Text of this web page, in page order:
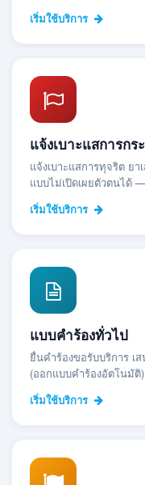
เริ่มใช้บริการ
แจ้งเบาะแสการกร
แจ้งเบาะแสการทุจริต ย
แบบไม่เปิดเผยตัวตนได้
เริ่มใช้บริการ
แบบคำร้องทั่วไป
ยื่นคำร้องขอรับบริการ เ
(ออกแบบคำร้องอัตโนมัติ)
เริ่มใช้บริการ